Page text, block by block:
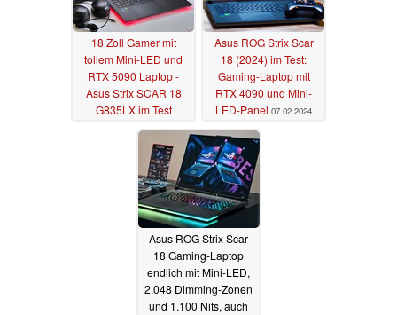
18 Zoll Gamer mit
tollem Mini-LED und
RTX 5090 Laptop -
Asus Strix SCAR 18
G835LX im Test
31.03.2025
Asus ROG Strix Scar
18 (2024) im Test:
Gaming-Laptop mit
RTX 4090 und Mini-
LED-Panel 07.02.2024
Asus ROG Strix Scar
18 Gaming-Laptop
endlich mit Mini-LED,
2.048 Dimming-Zonen
und 1.100 Nits, auch